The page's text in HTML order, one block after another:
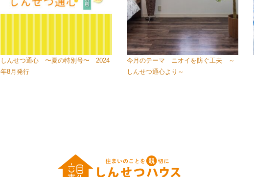
しんせつ通心 〜夏の特別号〜 2024
年8月発行
今月のテーマ ニオイを防ぐ工夫 ～
しんせつ通心より～